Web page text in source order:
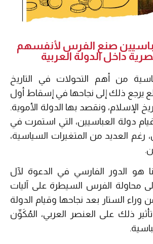
صنع الفرس لأنفسهم
داخل الدولة العربية
من أهم التحولات في التاريخ
يرجع ذلك إلى نجاحها في إسقاط أول
الإسلام، ونقصد بها الدولة الأموية.
دولة العباسيين، التي استمرت في
رغم العديد من المتغيرات السياسية،
هو الدور الفارسي في الدعوة لآل
محاولة الفرس السيطرة على آليات
وراء الستار بعد نجاحها وقيام الدولة
ذلك على العنصر العربي، المُكَوِّن